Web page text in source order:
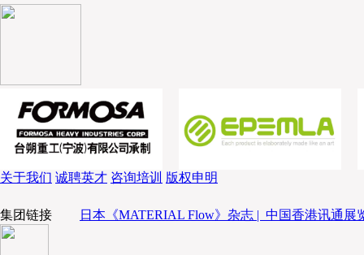
关于我们 诚聘英才 咨询培训 版权申明
集团链接 日本《MATERIAL Flow》杂志 | 中国香港讯通展